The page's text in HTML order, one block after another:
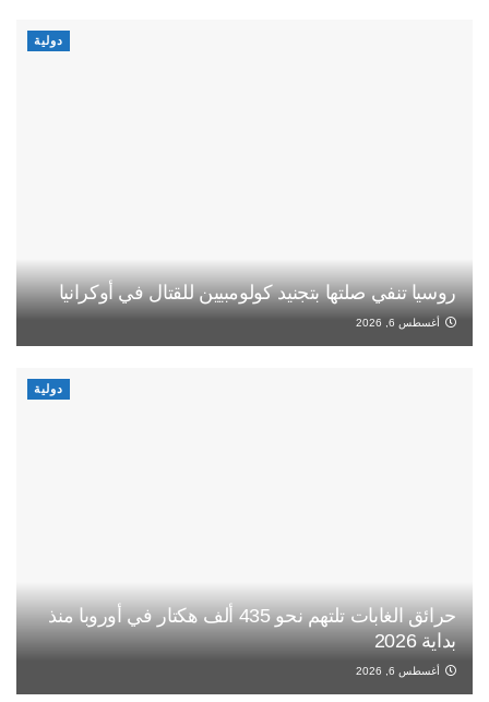
دولية
روسيا تنفي صلتها بتجنيد كولومبيين للقتال في أوكرانيا
أغسطس 6, 2026
دولية
حرائق الغابات تلتهم نحو 435 ألف هكتار في أوروبا منذ
بداية 2026
أغسطس 6, 2026